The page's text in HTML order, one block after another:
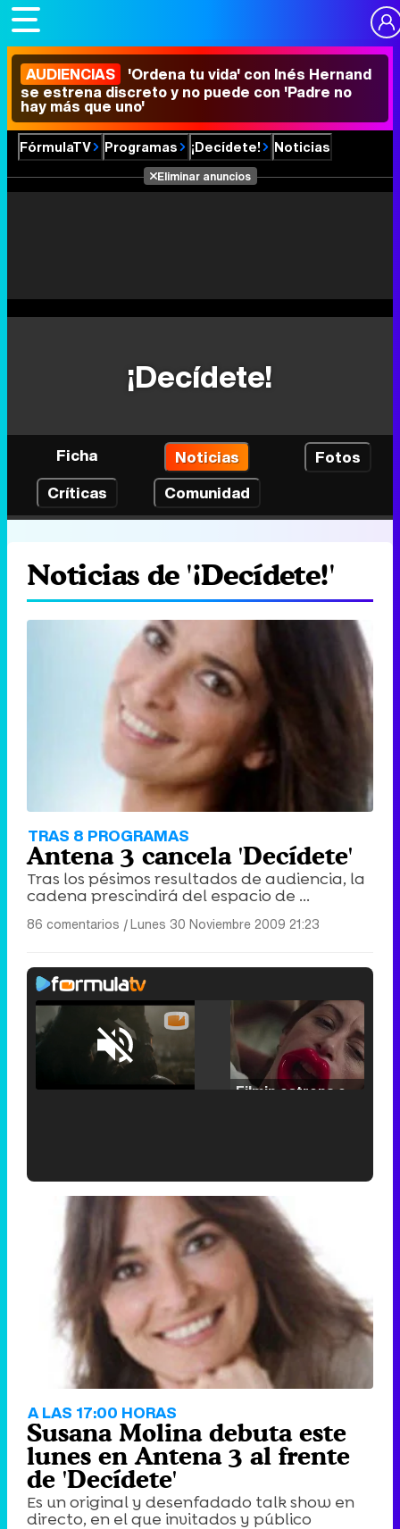
AUDIENCIAS 'Ordena tu vida' con Inés Hernand
se estrena discreto y no puede con 'Padre no
hay más que uno'
FórmulaTV Programas ¡Decídete! Noticias
Eliminar anuncios
¡Decídete!
Ficha Noticias
Fotos
Críticas
Comunidad
Noticias de '¡Decídete!'
TRAS 8 PROGRAMAS
Antena 3 cancela 'Decídete'
Tras los pésimos resultados de audiencia, la
cadena prescindirá del espacio de ...
86 comentarios |Lunes 30 Noviembre 2009 21:23
Unmute /
Tráiler de '33 días', la nueva serie de Atresplayer con Julián Villagrán y José Manuel Poga
Tráiler de la tercera temporada de 'The Walking Dead: Dead City' de AMC+
A LAS 17:00 HORAS
Susana Molina debuta este
lunes en Antena 3 al frente
de 'Decídete'
Es un original y desenfadado talk show en
directo, en el que invitados y público